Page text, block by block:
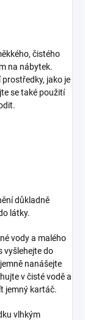
čistého
na nábytek.
jako je
se také použití
důkladně
látky.
vody a malého
vyšlehejte do
nanášejte
v čisté vodě a
jemný kartáč.
vlhkým